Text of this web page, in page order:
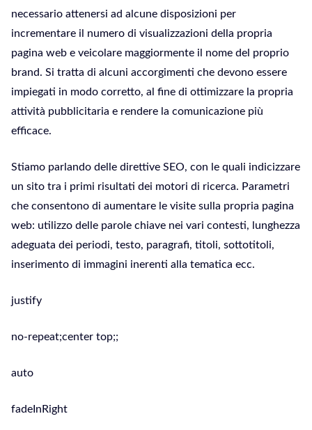
necessario attenersi ad alcune disposizioni per
incrementare il numero di visualizzazioni della propria
pagina web e veicolare maggiormente il nome del proprio
brand. Si tratta di alcuni accorgimenti che devono essere
impiegati in modo corretto, al fine di ottimizzare la propria
attività pubblicitaria e rendere la comunicazione più
efficace.
Stiamo parlando delle direttive SEO, con le quali indicizzare
un sito tra i primi risultati dei motori di ricerca. Parametri
che consentono di aumentare le visite sulla propria pagina
web: utilizzo delle parole chiave nei vari contesti, lunghezza
adeguata dei periodi, testo, paragrafi, titoli, sottotitoli,
inserimento di immagini inerenti alla tematica ecc.
justify
no-repeat;center top;;
auto
fadeInRight